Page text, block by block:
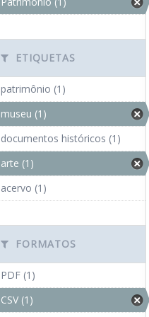
ETIQUETAS
patrimônio (1)
museu (1)
documentos históricos (1)
arte (1)
acervo (1)
FORMATOS
PDF (1)
CSV (1)